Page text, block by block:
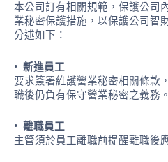
本公司訂有相關規範，保護公司
業秘密保護措施，以保護公司智
分述如下：
• 新進員工
要求簽署維護營業秘密相關條款
職後仍負有保守營業秘密之義務。
• 離職員工
主管須於員工離職前提醒離職後